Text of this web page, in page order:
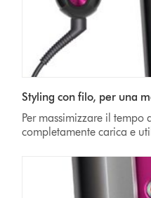
Styling con filo, per una
Per massimizzare il
completamente carica e